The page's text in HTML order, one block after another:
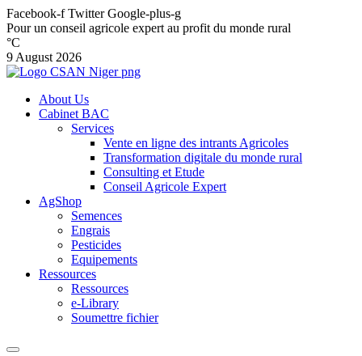
Facebook-f Twitter Google-plus-g
Pour un conseil agricole expert au profit du monde rural
°C
9 August 2026
About Us
Cabinet BAC
Services
Vente en ligne des intrants Agricoles
Transformation digitale du monde rural
Consulting et Etude
Conseil Agricole Expert
AgShop
Semences
Engrais
Pesticides
Equipements
Ressources
Ressources
e-Library
Soumettre fichier